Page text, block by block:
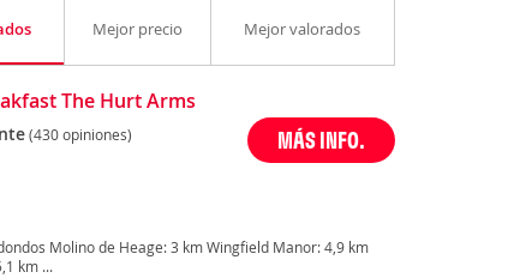
Mejor precio Mejor valorados
The Hurt Arms
(430 opiniones) MÁS INFO.
Molino de Heage: 3 km Wingfield Manor: 4,9 km
km ...